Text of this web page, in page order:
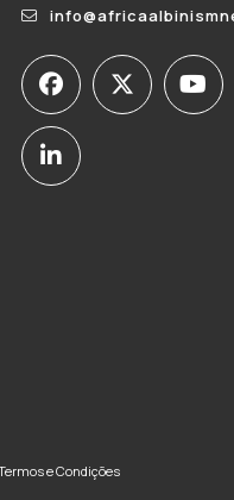
e Condições